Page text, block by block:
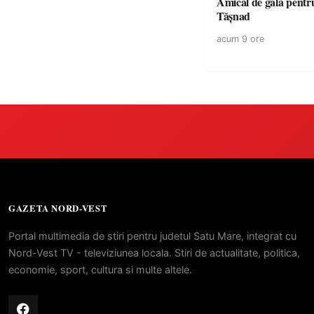
Tășnad
acum 9 ore
GAZETA NORD-VEST
Portal multimedia de stiri pentru judetul Satu Mare, integrat cu
Nord-Vest TV - televiziunea locala. Stiri de actualitate, politica,
economie, sport, cultura si multe altele.